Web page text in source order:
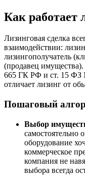
Как работает
Лизинговая сделка
взаимодействии:
лизингополучатель
(продавец имущества).
665 ГК РФ и ст. 15 ФЗ
отличает лизинг от
Пошаговый
Выбор
самостоятельно
оборудование
коммерческое
компания не
выбора всегда